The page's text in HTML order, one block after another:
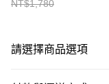
NT$1,780
請選擇商品選項